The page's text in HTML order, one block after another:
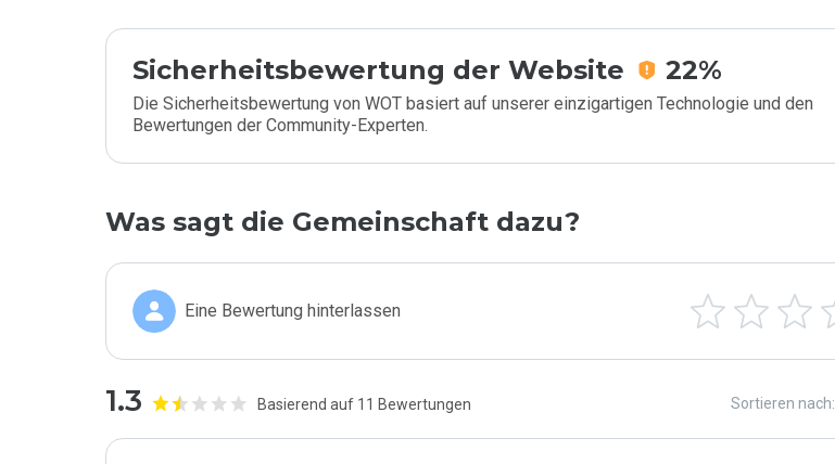
Sicherheitsbewertung der Website 22%
Die Sicherheitsbewertung von WOT basiert auf unserer einzigartigen Technologie und den
Bewertungen der Community-Experten.
Was sagt die Gemeinschaft dazu?
Eine Bewertung hinterlassen
1.3 Basierend auf 11 Bewertungen Sortieren nach: